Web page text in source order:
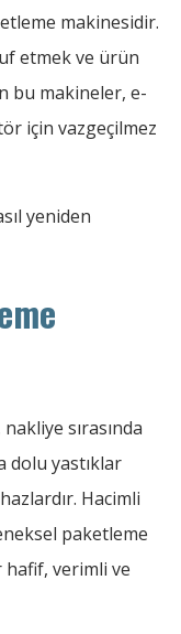
makinesidir.
etmek ve ürün
bu makineler, e-
için vazgeçilmez
yeniden
sırasında
dolu yastıklar
Hacimli
paketleme
verimli ve